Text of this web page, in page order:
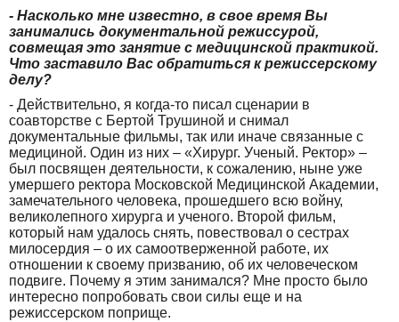
- Насколько мне известно, в свое время Вы
занимались документальной режиссурой,
совмещая это занятие с медицинской практикой.
Что заставило Вас обратиться к режиссерскому
делу?
- Действительно, я когда-то писал сценарии в
соавторстве с Бертой Трушиной и снимал
документальные фильмы, так или иначе связанные с
медициной. Один из них – «Хирург. Ученый. Ректор» –
был посвящен деятельности, к сожалению, ныне уже
умершего ректора Московской Медицинской Академии,
замечательного человека, прошедшего всю войну,
великолепного хирурга и ученого. Второй фильм,
который нам удалось снять, повествовал о сестрах
милосердия – о их самоотверженной работе, их
отношении к своему призванию, об их человеческом
подвиге. Почему я этим занимался? Мне просто было
интересно попробовать свои силы еще и на
режиссерском поприще.